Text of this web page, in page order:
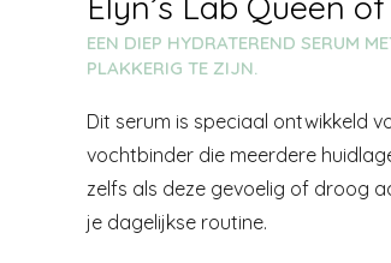
EEN DIEP HYDRATEREND SERUM
PLAKKERIG TE ZIJN.
Dit serum is speciaal ontwikkeld
vochtbinder die meerdere
zelfs als deze gevoelig of droog
je dagelijkse routine.